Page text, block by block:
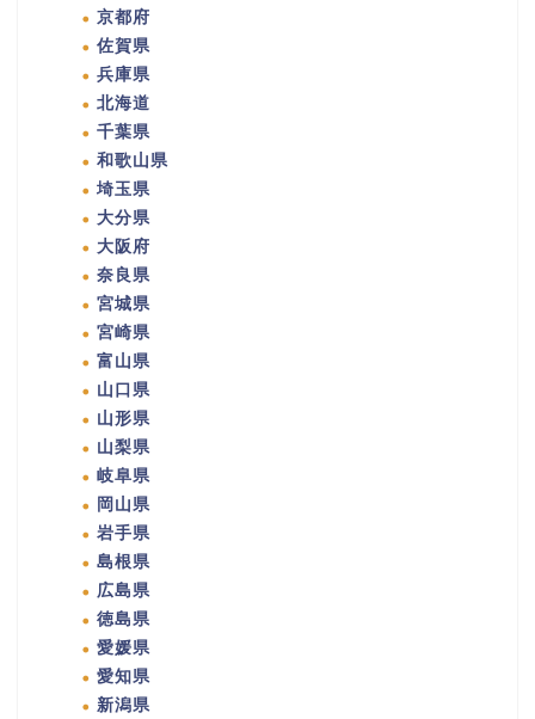
京都府
佐賀県
兵庫県
北海道
千葉県
和歌山県
埼玉県
大分県
大阪府
奈良県
宮城県
宮崎県
富山県
山口県
山形県
山梨県
岐阜県
岡山県
岩手県
島根県
広島県
徳島県
愛媛県
愛知県
新潟県